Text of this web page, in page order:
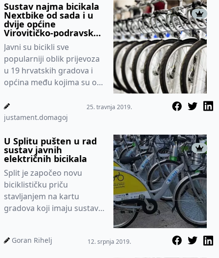
Sustav najma bicikala
Nextbike od sada i u
dvije općine
Virovitičko-podravske
županije
Javni su bicikli sve
popularniji oblik prijevoza
u 19 hrvatskih gradova i
općina među kojima su od
Bukovica. Na cikloturistič...
justament.domagoj
25. travnja 2019.
U Splitu pušten u rad
sustav javnih
električnih bicikala
Split je započeo novu
biciklističku priču
stavljanjem na kartu
gradova koji imaju sustav
mog...
Goran Rihelj 12. srpnja 2019.